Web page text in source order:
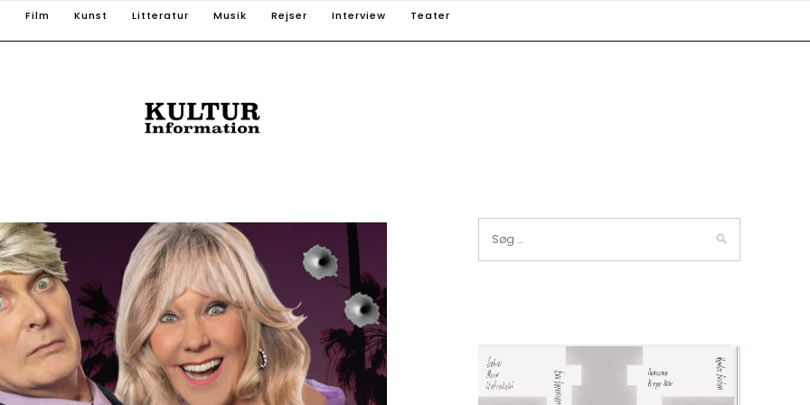
Film Kunst Litteratur Musik Rejser Interview Teater